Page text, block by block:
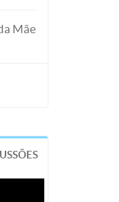
Mãe